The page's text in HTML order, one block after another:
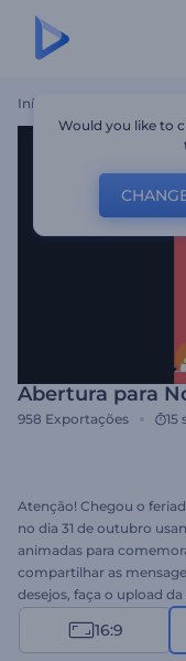
Início
Abertura para
958 Exportações 15
Atenção! Chegou o
no dia 31 de outubro
animadas para
compartilhar as
desejos, faça o upload
minutos para obter uma
aberturas de festas,
16:9
Would you like to